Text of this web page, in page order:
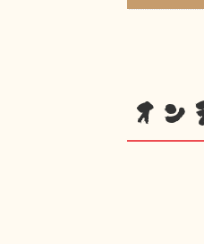
オン